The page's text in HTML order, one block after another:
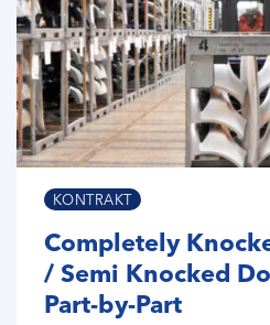
KONTRAKT
Completely
/ Semi Knocked
Part-by-Part